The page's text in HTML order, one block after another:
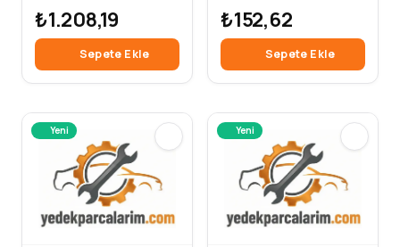
₺1.208,19
Sepete Ekle
₺152,62
Sepete Ekle
Yeni Yeni